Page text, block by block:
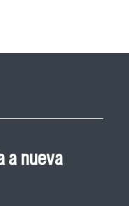
a nueva